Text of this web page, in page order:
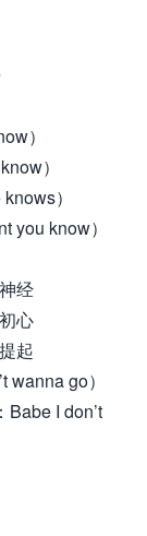
）
）
）
you know）
经
心
起
wanna go）
I don’t